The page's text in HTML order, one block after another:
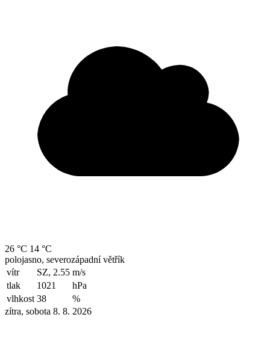
26 °C 14 °C
polojasno, severozápadní větřík
vítr
SZ, 2.55 m/s
tlak
1021
hPa
vlhkost 38
%
zítra, sobota 8. 8. 2026